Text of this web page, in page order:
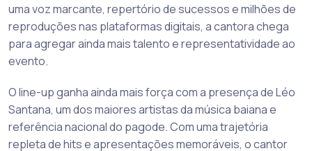
uma voz marcante, repertório de sucessos e milhões de
reproduções nas plataformas digitais, a cantora chega
para agregar ainda mais talento e representatividade ao
evento.
O line-up ganha ainda mais força com a presença de Léo
Santana, um dos maiores artistas da música baiana e
referência nacional do pagode. Com uma trajetória
repleta de hits e apresentações memoráveis, o cantor